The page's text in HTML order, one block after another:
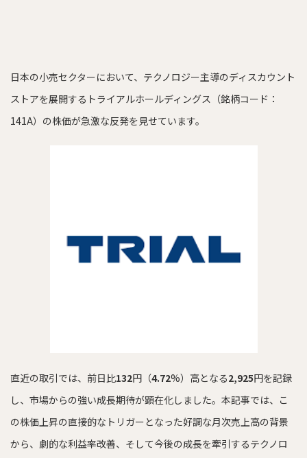
日本の小売セクターにおいて、テクノロジー主導のディスカウント
ストアを展開するトライアルホールディングス（銘柄コード：
141A）の株価が急激な反発を見せています。
直近の取引では、前日比132円（4.72%）高となる2,925円を記録
し、市場からの強い成長期待が顕在化しました。本記事では、こ
の株価上昇の直接的なトリガーとなった好調な月次売上高の背景
から、劇的な利益率改善、そして今後の成長を牽引するテクノロ